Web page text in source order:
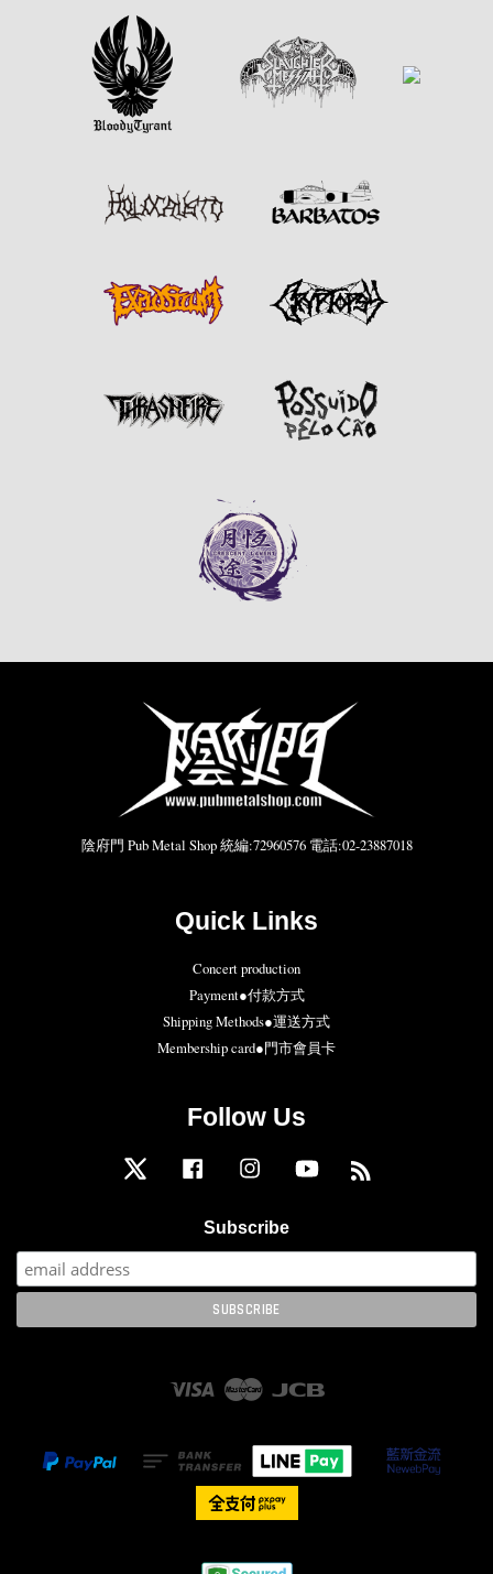
陰府門 Pub Metal Shop 統編:72960576 電話:02-23887018
Quick Links
Concert production
Payment●付款方式
Shipping Methods●運送方式
Membership card●門市會員卡
Follow Us
Twitter Facebook Instagram YouTube
Subscribe
Visa Master